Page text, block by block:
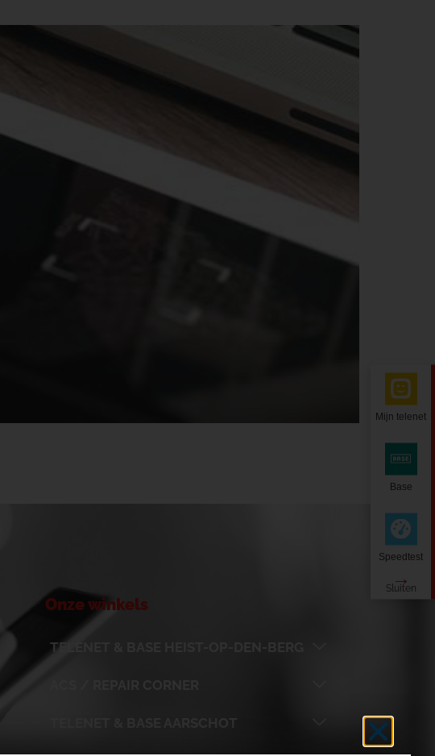
Onze winkels
TELENET & BASE HEIST-OP-DEN-BERG
Mijn telenet
Base
Speedtest